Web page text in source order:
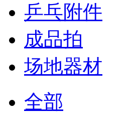
乒乓附件
成品拍
场地器材
全部